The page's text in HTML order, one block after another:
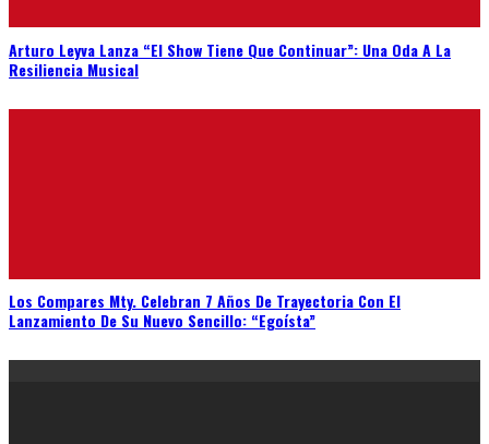
Arturo Leyva Lanza “El Show Tiene Que Continuar”: Una Oda A La
Resiliencia Musical
Los Compares Mty. Celebran 7 Años De Trayectoria Con El
Lanzamiento De Su Nuevo Sencillo: “Egoísta”